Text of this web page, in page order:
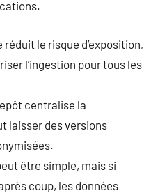
le risque d’exposition,
l’ingestion pour tous les
centralise la
laisser des versions
être simple, mais si
coup, les données